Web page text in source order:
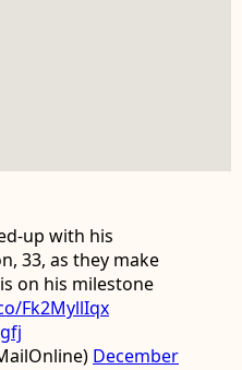
up with his
33, as they make
on his milestone
Fk2MyllIqx
December